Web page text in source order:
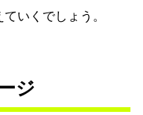
いくでしょう。
ジ